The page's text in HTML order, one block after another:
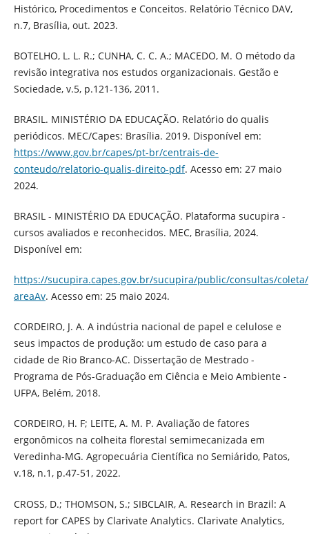
Histórico, Procedimentos e Conceitos. Relatório Técnico DAV,
n.7, Brasília, out. 2023.
BOTELHO, L. L. R.; CUNHA, C. C. A.; MACEDO, M. O método da
revisão integrativa nos estudos organizacionais. Gestão e
Sociedade, v.5, p.121-136, 2011.
BRASIL. MINISTÉRIO DA EDUCAÇÃO. Relatório do qualis
periódicos. MEC/Capes: Brasília. 2019. Disponível em:
https://www.gov.br/capes/pt-br/centrais-de-
conteudo/relatorio-qualis-direito-pdf. Acesso em: 27 maio
2024.
BRASIL - MINISTÉRIO DA EDUCAÇÃO. Plataforma sucupira -
cursos avaliados e reconhecidos. MEC, Brasília, 2024.
Disponível em:
https://sucupira.capes.gov.br/sucupira/public/consultas/
areaAv. Acesso em: 25 maio 2024.
CORDEIRO, J. A. A indústria nacional de papel e celulose e
seus impactos de produção: um estudo de caso para a
cidade de Rio Branco-AC. Dissertação de Mestrado -
Programa de Pós-Graduação em Ciência e Meio Ambiente -
UFPA, Belém, 2018.
CORDEIRO, H. F; LEITE, A. M. P. Avaliação de fatores
ergonômicos na colheita florestal semimecanizada em
Veredinha-MG. Agropecuária Científica no Semiárido, Patos,
v.18, n.1, p.47-51, 2022.
CROSS, D.; THOMSON, S.; SIBCLAIR, A. Research in Brazil: A
report for CAPES by Clarivate Analytics. Clarivate Analytics,